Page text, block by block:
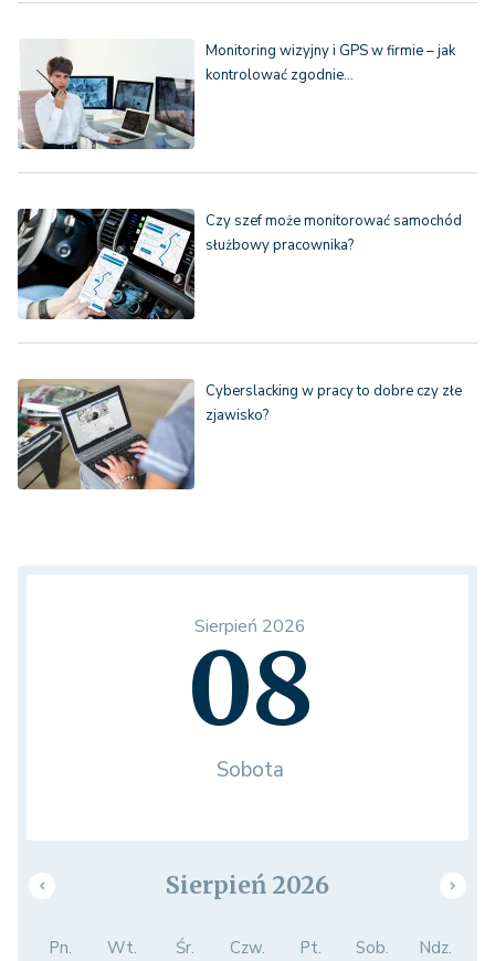
Monitoring wizyjny i GPS w firmie – jak
kontrolować zgodnie…
Czy szef może monitorować samochód
służbowy pracownika?
Cyberslacking w pracy to dobre czy złe
zjawisko?
Sierpień 2026
08
Sobota
Sierpień 2026
Pn. Wt. Śr. Czw. Pt. Sob. Ndz.